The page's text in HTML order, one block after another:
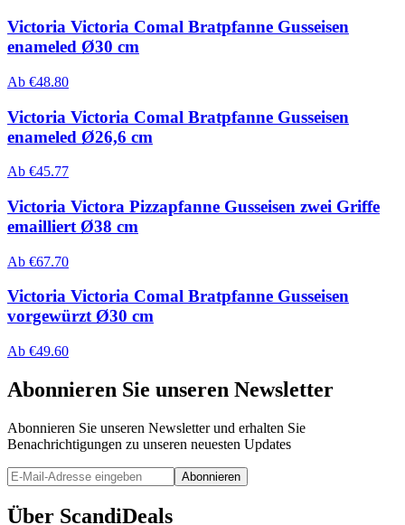
Victoria Victoria Comal Bratpfanne Gusseisen
enameled Ø30 cm
Ab €48.80
Victoria Victoria Comal Bratpfanne Gusseisen
enameled Ø26,6 cm
Ab €45.77
Victoria Victora Pizzapfanne Gusseisen zwei Griffe
emailliert Ø38 cm
Ab €67.70
Victoria Victoria Comal Bratpfanne Gusseisen
vorgewürzt Ø30 cm
Ab €49.60
Abonnieren Sie unseren Newsletter
Abonnieren Sie unseren Newsletter und erhalten Sie
Benachrichtigungen zu unseren neuesten Updates
Abonnieren
Über ScandiDeals